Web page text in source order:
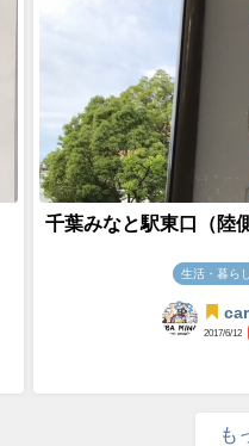
千葉みなと駅東口（陸
生活・暮らし
2017/6/12
も